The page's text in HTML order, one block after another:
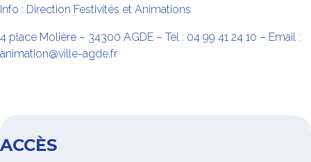
Info : Direction Festivités et Animations
4 place Molière – 34300 AGDE – Tél : 04 99 41 24 10 – Email :
animation@ville-agde.fr
ACCÈS